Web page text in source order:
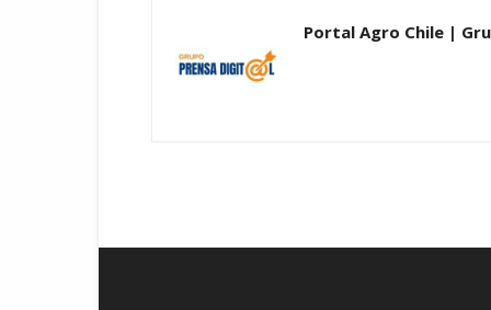
Portal Agro Chile |